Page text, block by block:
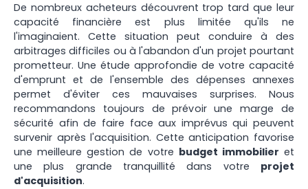
De nombreux acheteurs découvrent trop tard que leur
capacité financière est plus limitée qu'ils ne
l'imaginaient. Cette situation peut conduire à des
arbitrages difficiles ou à l'abandon d'un projet pourtant
prometteur. Une étude approfondie de votre capacité
d'emprunt et de l'ensemble des dépenses annexes
permet d'éviter ces mauvaises surprises. Nous
recommandons toujours de prévoir une marge de
sécurité afin de faire face aux imprévus qui peuvent
survenir après l'acquisition. Cette anticipation favorise
une meilleure gestion de votre budget immobilier et
une plus grande tranquillité dans votre projet
d'acquisition.